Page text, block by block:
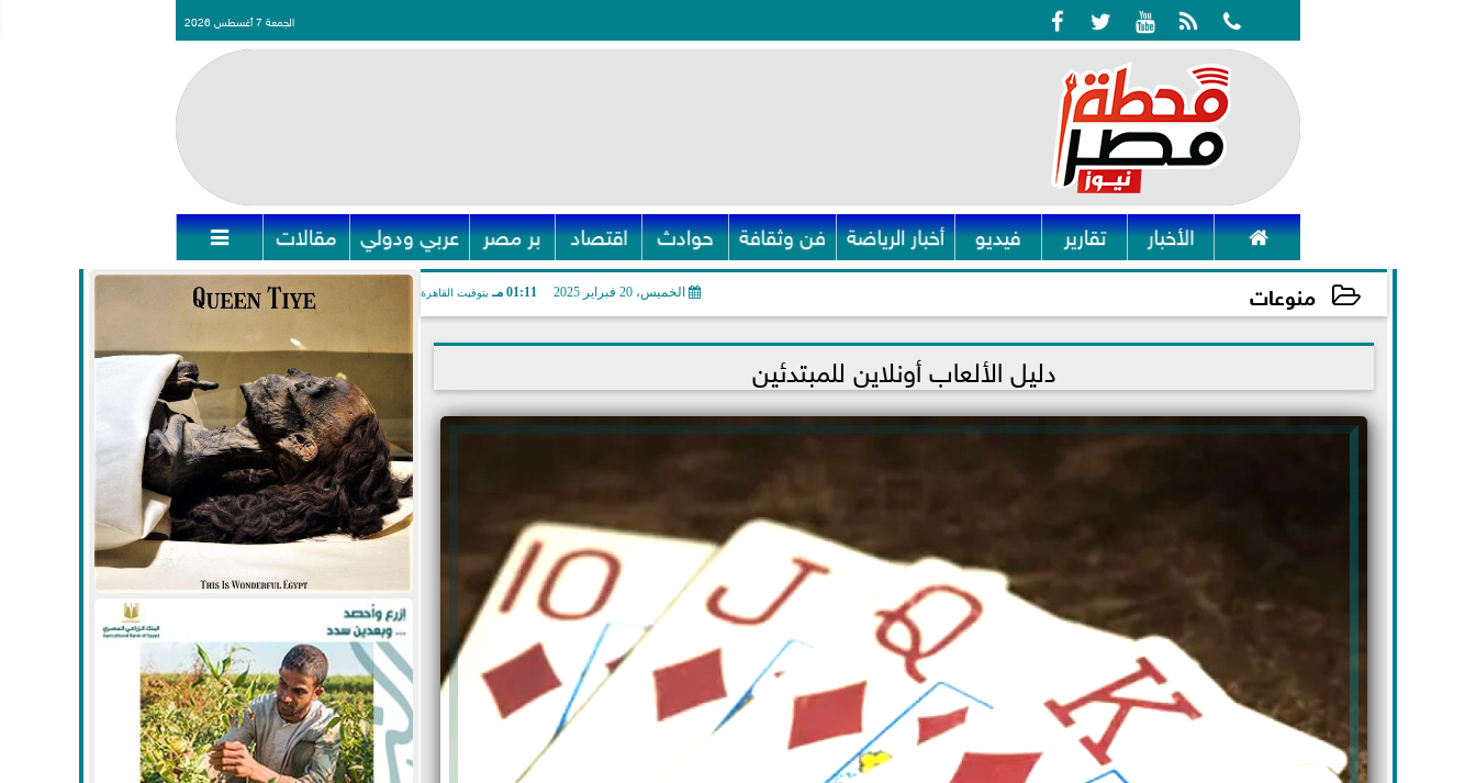
     الجمعة 7 أغسطس 2026
 الأخبار تقارير فيديو أخبار الرياضة فن وثقافة حوادث اقتصاد بر مصر عربي ودولي مقالات 
منوعات الخميس، 20 فبراير 2025 01:11 مـ بتوقيت القاهرة
2025-02-20 13:11:19 دليل الألعاب أونلاين للمبتدئين